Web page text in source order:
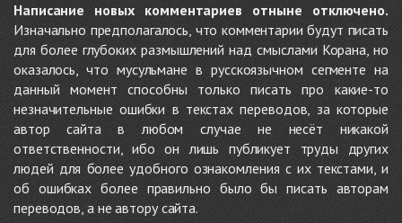
Написание новых комментариев отныне отключено.
Изначально предполагалось, что комментарии будут писать
для более глубоких размышлений над смыслами Корана, но
оказалось, что мусульмане в русскоязычном сегменте на
данный момент способны только писать про какие-то
незначительные ошибки в текстах переводов, за которые
автор сайта в любом случае не несёт никакой
ответственности, ибо он лишь публикует труды других
людей для более удобного ознакомления с их текстами, и
об ошибках более правильно было бы писать авторам
переводов, а не автору сайта.